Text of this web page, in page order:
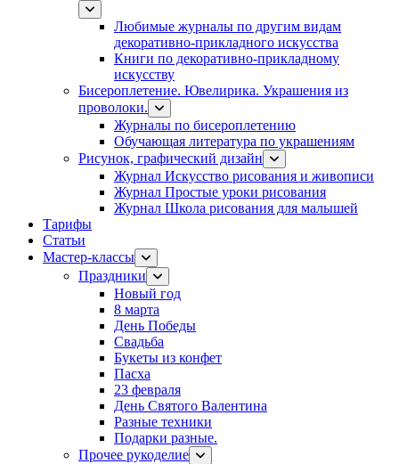
Любимые журналы по другим видам
декоративно-прикладного искусства
Книги по декоративно-прикладному
искусству
Бисероплетение. Ювелирика. Украшения из
проволоки.
Журналы по бисероплетению
Обучающая литература по украшениям
Рисунок, графический дизайн
Журнал Искусство рисования и живописи
Журнал Простые уроки рисования
Журнал Школа рисования для малышей
Тарифы
Статьи
Мастер-классы
Праздники
Новый год
8 марта
День Победы
Свадьба
Букеты из конфет
Пасха
23 февраля
День Святого Валентина
Разные техники
Подарки разные.
Прочее рукоделие